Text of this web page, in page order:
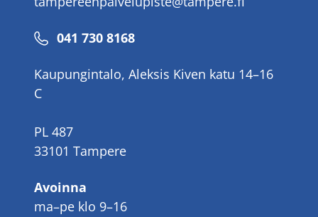
Puhelinnumero
041 730 8168
Kaupungintalo, Aleksis Kiven katu 14–16
C
PL 487
33101 Tampere
Avoinna
ma–pe klo 9–16